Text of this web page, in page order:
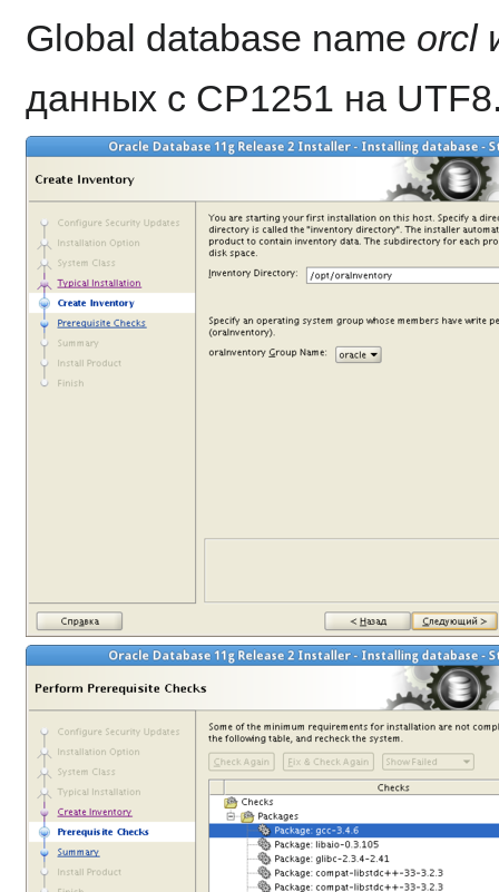
Global database name orcl
данных с CP1251 на